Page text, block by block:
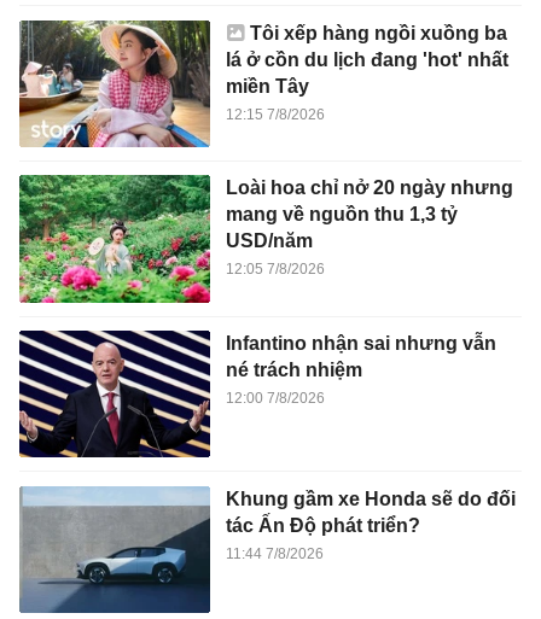
Tôi xếp hàng ngồi xuồng ba
lá ở cồn du lịch đang 'hot' nhất
miền Tây
12:15 7/8/2026
Loài hoa chỉ nở 20 ngày nhưng
mang về nguồn thu 1,3 tỷ
USD/năm
12:05 7/8/2026
Infantino nhận sai nhưng vẫn
né trách nhiệm
12:00 7/8/2026
Khung gầm xe Honda sẽ do đối
tác Ấn Độ phát triển?
11:44 7/8/2026